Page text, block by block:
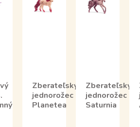
Zberateľský
jednorožec
Planetea
Zberateľský
jednorožec
Saturnia